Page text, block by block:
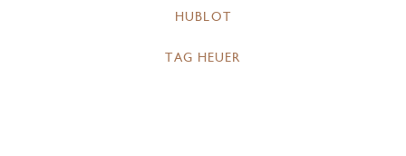
HUBLOT
TAG HEUER